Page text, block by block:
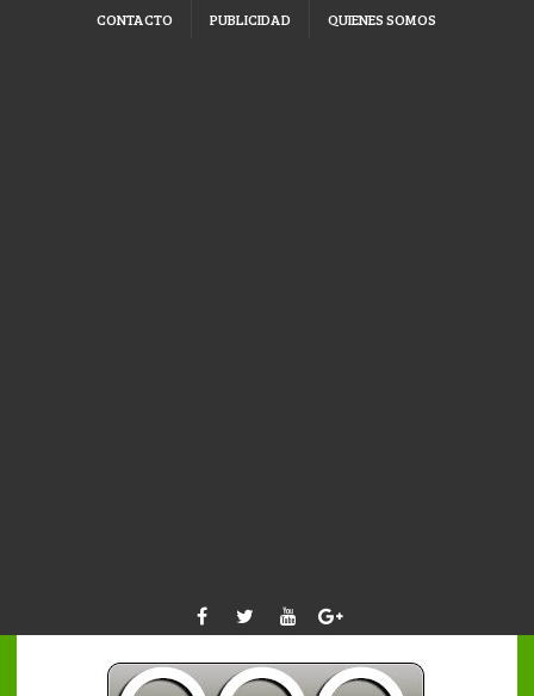
CONTACTO PUBLICIDAD QUIENES SOMOS